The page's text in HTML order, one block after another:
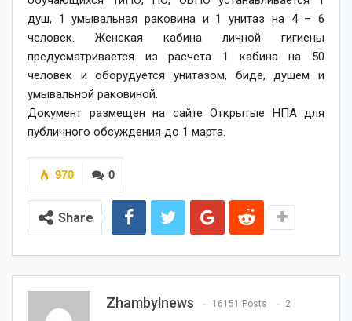
душ, 1 умывальная раковина и 1 унитаз на 4 – 6
человек. Женская кабина личной гигиены
предусматривается из расчета 1 кабина на 50
человек и оборудуется унитазом, биде, душем и
умывальной раковиной.
Документ размещен на сайте Открытые НПА для
публичного обсуждения до 1 марта.
0
970
Share
Zhambylnews 16151 Posts 2